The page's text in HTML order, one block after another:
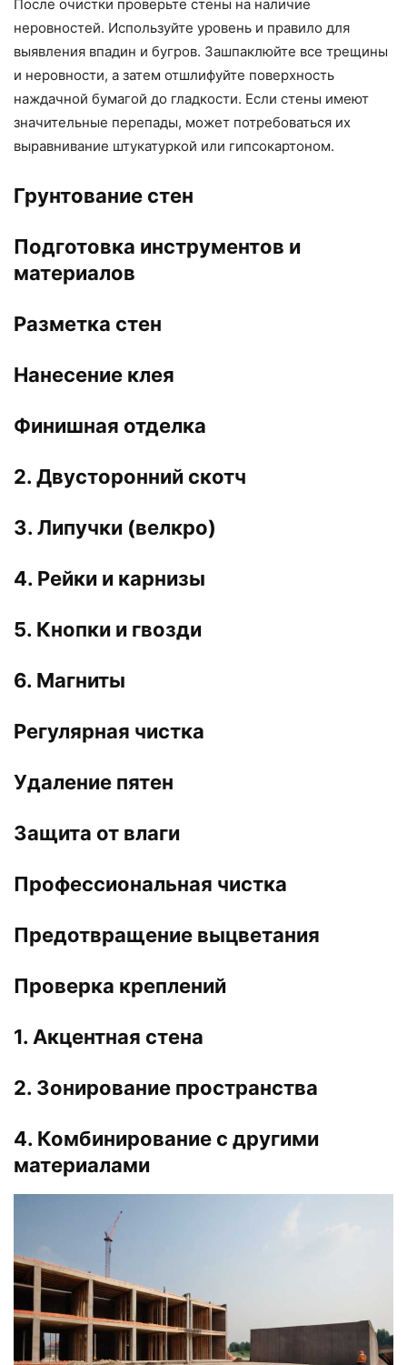
После очистки проверьте стены на наличие
неровностей. Используйте уровень и правило для
выявления впадин и бугров. Зашпаклюйте все трещины
и неровности, а затем отшлифуйте поверхность
наждачной бумагой до гладкости. Если стены имеют
значительные перепады, может потребоваться их
выравнивание штукатуркой или гипсокартоном.
Грунтование стен
Подготовка инструментов и
материалов
Разметка стен
Нанесение клея
Финишная отделка
2. Двусторонний скотч
3. Липучки (велкро)
4. Рейки и карнизы
5. Кнопки и гвозди
6. Магниты
Регулярная чистка
Удаление пятен
Защита от влаги
Профессиональная чистка
Предотвращение выцветания
Проверка креплений
1. Акцентная стена
2. Зонирование пространства
4. Комбинирование с другими
материалами